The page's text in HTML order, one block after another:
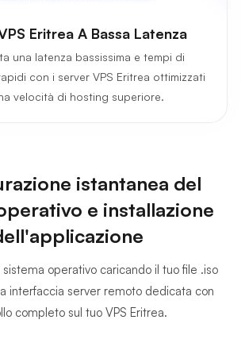
Eritrea A Bassa Latenza
una latenza bassissima e tempi di
con i server VPS Eritrea ottimizzati
velocità di hosting superiore.
istantanea del
e installazione
sistema operativo caricando il tuo file .iso
interfaccia server remoto dedicata con
completo sul tuo VPS Eritrea.